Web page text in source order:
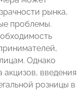
рынка,
проблемы.
Однако
акцизов, введения
розницы в